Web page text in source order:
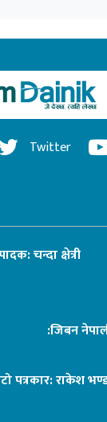
Twitter
चन्दा क्षेत्री
पत्रकार: राकेश